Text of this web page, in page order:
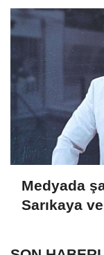
Medyada
Sarıkaya